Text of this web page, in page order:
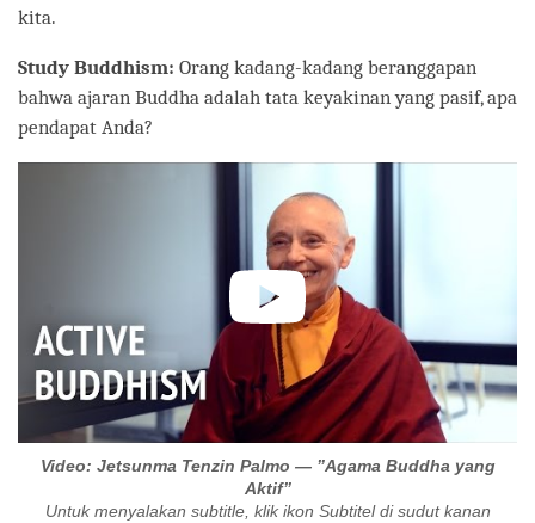
kita.
Study Buddhism: Orang kadang-kadang beranggapan
bahwa ajaran Buddha adalah tata keyakinan yang pasif, apa
pendapat Anda?
Video: Jetsunma Tenzin Palmo — ”Agama Buddha yang
Aktif”
Untuk menyalakan subtitle, klik ikon Subtitel di sudut kanan